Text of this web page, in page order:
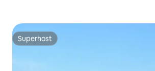
Superhost
Superhost